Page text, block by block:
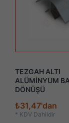
TEZGAH ALTI
ALÜMİNYUM
DÖNÜŞÜ
₺31,47'dan
* KDV Dahildir